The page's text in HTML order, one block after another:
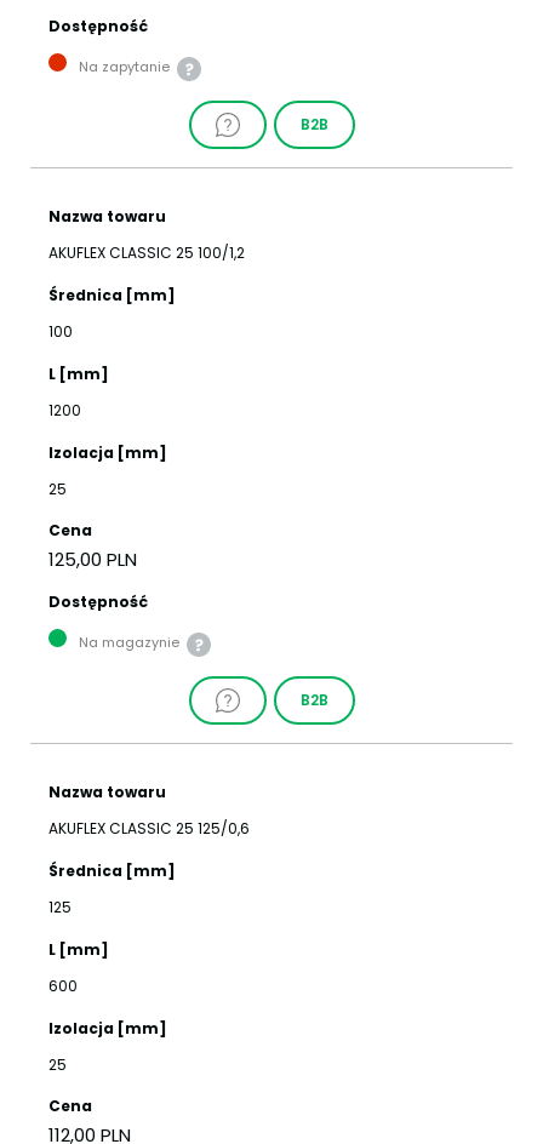
Dostępność
Na zapytanie
B2B
Nazwa towaru
AKUFLEX CLASSIC 25 100/1,2
Średnica [mm]
100
L [mm]
1200
Izolacja [mm]
25
Cena
125,00 PLN
Dostępność
Na magazynie
B2B
Nazwa towaru
AKUFLEX CLASSIC 25 125/0,6
Średnica [mm]
125
L [mm]
600
Izolacja [mm]
25
Cena
112,00 PLN